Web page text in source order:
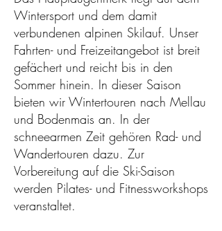
Wintersport und dem damit
verbundenen alpinen Skilauf. Unser
Fahrten- und Freizeitangebot ist breit
gefächert und reicht bis in den
Sommer hinein. In dieser Saison
bieten wir Wintertouren nach Mellau
und Bodenmais an. In der
schneearmen Zeit gehören Rad- und
Wandertouren dazu. Zur
Vorbereitung auf die Ski-Saison
werden Pilates- und Fitnessworkshops
veranstaltet.